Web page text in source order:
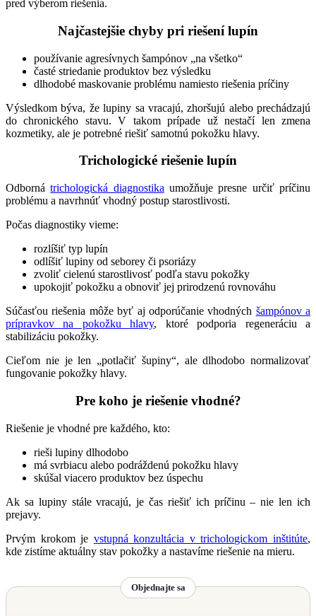
pred výberom riešenia.
Najčastejšie chyby pri riešení lupín
používanie agresívnych šampónov „na všetko“
časté striedanie produktov bez výsledku
dlhodobé maskovanie problému namiesto riešenia príčiny
Výsledkom býva, že lupiny sa vracajú, zhoršujú alebo prechádzajú
do chronického stavu. V takom prípade už nestačí len zmena
kozmetiky, ale je potrebné riešiť samotnú pokožku hlavy.
Trichologické riešenie lupín
Odbornátrichologická diagnostika umožňuje presne určiť príčinu
problému a navrhnúť vhodný postup starostlivosti.
Počas diagnostiky vieme:
rozlíšiť typ lupín
odlíšiť lupiny od seborey či psoriázy
zvoliť cielenú starostlivosť podľa stavu pokožky
upokojiť pokožku a obnoviť jej prirodzenú rovnováhu
Súčasťou riešenia môže byť aj odporúčanie vhodných šampónov a
prípravkov na pokožku hlavy, ktoré podporia regeneráciu a
stabilizáciu pokožky.
Cieľom nie je len „potlačiť šupiny“, ale dlhodobo normalizovať
fungovanie pokožky hlavy.
Pre koho je riešenie vhodné?
Riešenie je vhodné pre každého, kto:
rieši lupiny dlhodobo
má svrbiacu alebo podráždenú pokožku hlavy
skúšal viacero produktov bez úspechu
Ak sa lupiny stále vracajú, je čas riešiť ich príčinu – nie len ich
prejavy.
Prvým krokom je vstupná konzultácia v trichologickom inštitúte,
kde zistíme aktuálny stav pokožky a nastavíme riešenie na mieru.
Objednajte sa